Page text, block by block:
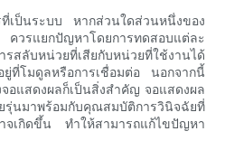
เป็นระบบ หากส่วนใดส่วนหนึ่งของ
รแยกปัญหาโดยการทดสอบแต่ละ
สลับหน่วยที่เสียกับหน่วยที่ใช้งานได้
ที่โมดูลหรือการเชื่อมต่อ นอกจากนี้
อแสดงผลก็เป็นสิ่งสำคัญ จอแสดงผล
รุ่นมาพร้อมกับคุณสมบัติการวินิจฉัยที่
จเกิดขึ้น ทำให้สามารถแก้ไขปัญหา